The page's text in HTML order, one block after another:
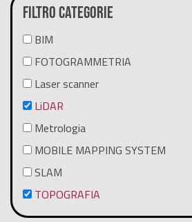
Filtro categorie
BIM
FOTOGRAMMETRIA
Laser scanner
LiDAR
Metrologia
MOBILE MAPPING SYSTEM
SLAM
TOPOGRAFIA